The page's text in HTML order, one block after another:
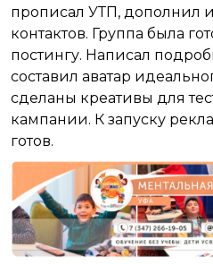
прописал УТП, дополнил
контактов. Группа была
постингу. Написал
составил аватар
сделаны креативы для
кампании. К запуску
готов.